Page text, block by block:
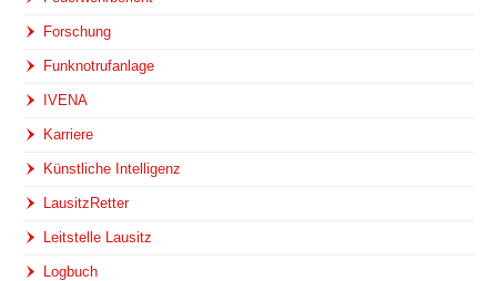
Forschung
Funknotrufanlage
IVENA
Karriere
Künstliche Intelligenz
LausitzRetter
Leitstelle Lausitz
Logbuch